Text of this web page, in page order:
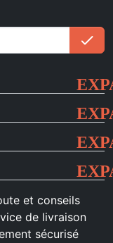
check
et conseils
de livraison
sécurisé